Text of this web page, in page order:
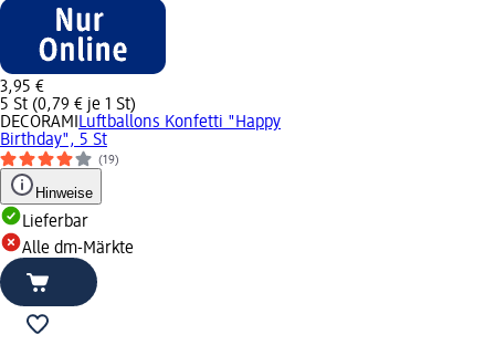
3,95 €
5 St (0,79 € je 1 St)
DECORAMI Luftballons Konfetti "Happy
Birthday", 5 St
(19)
Hinweise
Lieferbar
Alle dm-Märkte